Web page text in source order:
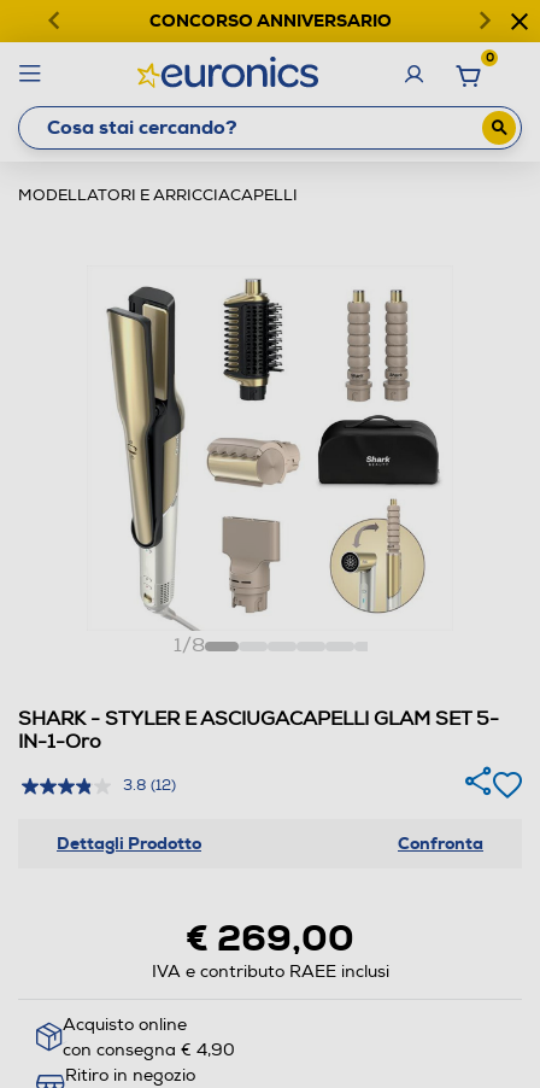
CONCORSO ANNIVERSARIO
0
MODELLATORI E ARRICCIACAPELLI
1/8
SHARK - STYLER E ASCIUGACAPELLI GLAM SET 5-
IN-1-Oro
3.8 (12)
Dettagli Prodotto Confronta
€ 269,00
IVA e contributo RAEE inclusi
Acquisto online
con consegna € 4,90
Ritiro in negozio